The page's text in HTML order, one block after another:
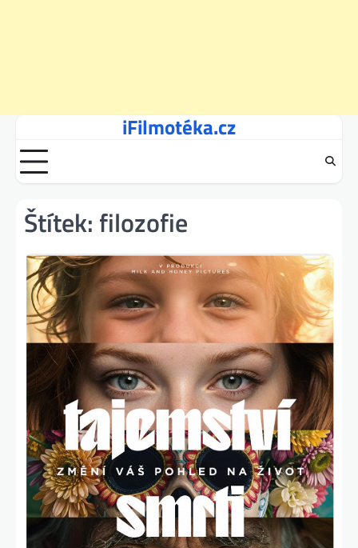
content
iFilmotéka.cz
Štítek: filozofie